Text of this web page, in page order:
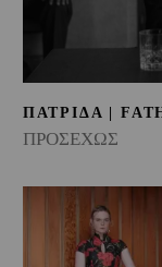
ΠΑΤΡΙΔΑ |
ΠΡΟΣΕΧΩΣ